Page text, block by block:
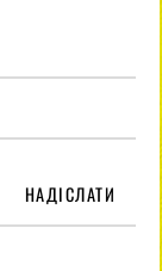
НАДІСЛАТИ